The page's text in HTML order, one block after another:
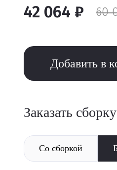
42 064 ₽ 60
Добавить в
Заказать
Со сборкой